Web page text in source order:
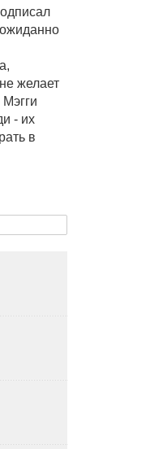
желает
- их
в